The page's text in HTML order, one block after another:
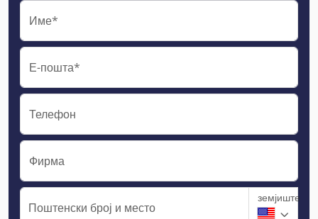
Име*
Е-пошта*
Телефон
Фирма
Поштенски број и место
земјиште